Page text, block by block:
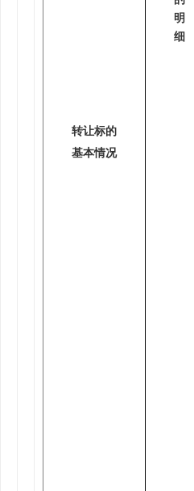
转让标的
基本情况
明
细